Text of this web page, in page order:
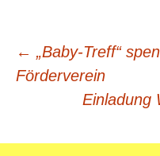
Beitrags-
Navigation
← „Baby-Treff“
Förderverein
Einladung